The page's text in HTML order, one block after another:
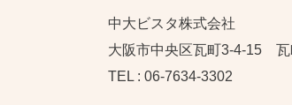
中大ビスタ株式会社
大阪市中央区瓦町3-4-15
TEL : 06-7634-3302